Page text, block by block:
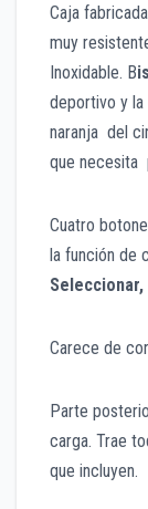
Caja
muy
Inoxidable. B
deportivo y
naranja del
que necesita
Cuatro
la función de
Carece de
Parte
carga. Trae
que incluyen.